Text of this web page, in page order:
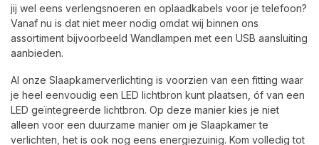
jij wel eens verlengsnoeren en oplaadkabels voor je telefoon?
Vanaf nu is dat niet meer nodig omdat wij binnen ons
assortiment bijvoorbeeld Wandlampen met een USB aansluiting
aanbieden.
Al onze Slaapkamerverlichting is voorzien van een fitting waar
je heel eenvoudig een LED lichtbron kunt plaatsen, óf van een
LED geïntegreerde lichtbron. Op deze manier kies je niet
alleen voor een duurzame manier om je Slaapkamer te
verlichten, het is ook nog eens energiezuinig. Kom volledig tot